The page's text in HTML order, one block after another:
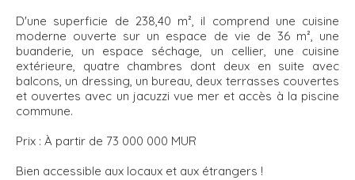
D'une superficie de 238,40 m², il comprend une cuisine
moderne ouverte sur un espace de vie de 36 m², une
buanderie, un espace séchage, un cellier, une cuisine
extérieure, quatre chambres dont deux en suite avec
balcons, un dressing, un bureau, deux terrasses couvertes
et ouvertes avec un jacuzzi vue mer et accès à la piscine
commune.
Prix : À partir de 73 000 000 MUR
Bien accessible aux locaux et aux étrangers !